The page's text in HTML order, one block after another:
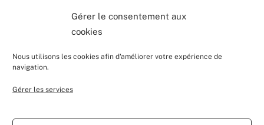
Gérer le consentement aux
cookies
Nous utilisons les cookies afin d'améliorer votre expérience de
navigation.
Gérer les services
Valentin Lecerf's Blog